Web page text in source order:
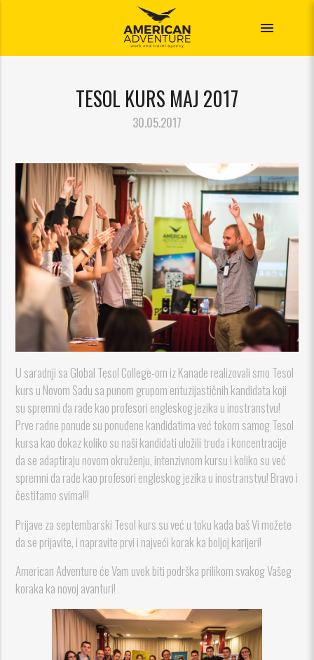
menu
TESOL KURS MAJ 2017
30.05.2017
U saradnji sa Global Tesol College-om iz Kanade realizovali smo Tesol
kurs u Novom Sadu sa punom grupom entuzijastičnih kandidata koji
su spremni da rade kao profesori engleskog jezika u inostranstvu!
Prve radne ponude su ponuđene kandidatima već tokom samog Tesol
kursa kao dokaz koliko su naši kandidati uložili truda i koncentracije
da se adaptiraju novom okruženju, intenzivnom kursu i koliko su već
spremni da rade kao profesori engleskog jezika u inostranstvu! Bravo i
čestitamo svima!!!
Prijave za septembarski Tesol kurs su već u toku kada baš Vi možete
da se prijavite, i napravite prvi i najveći korak ka boljoj karijeri!
American Adventure će Vam uvek biti podrška prilikom svakog Vašeg
koraka ka novoj avanturi!